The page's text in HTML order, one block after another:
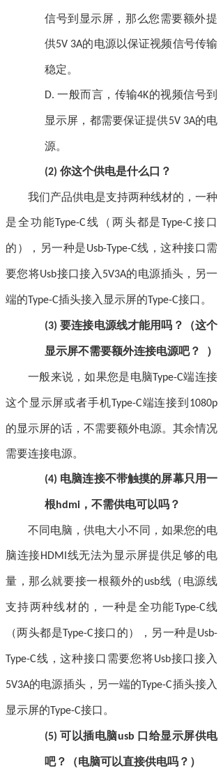
信号到显示屏，那么您需要额外提
供5V 3A的电源以保证视频信号传输
稳定。
D.一般而言，传输4K的视频信号到
显示屏，都需要保证提供5V 3A的电
源。
(2) 你这个供电是什么口？
我们产品供电是支持两种线材的，一种
是全功能 Type-C线（两头都是 Type-C接口
的），另一种是Usb-Type-C线，这种接口需
要您将Usb接口接入 5V3A的电源插头，另一
端的 Type-C插头接入显示屏的 Type-C接口。
(3)要连接电源线才能用吗？（这个
显示屏不需要额外连接电源吧？ ）
一般来说，如果您是电脑 Type-C端连接
这个显示屏或者手机 Type-C端连接到 1080p
的显示屏的话，不需要额外电源。其余情况
需要连接电源。
(4) 电脑连接不带触摸的屏幕只用一
根hdmi ，不需供电可以吗？
不同电脑，供电大小不同，如果您的电
脑连接HDMI 线无法为显示屏提供足够的电
量，那么就要接一根额外的usb线（电源线
支持两种线材的，一种是全功能 Type-C线
（两头都是 Type-C接口的），另一种是Usb-
Type-C线，这种接口需要您将Usb接口接入
5V3A的电源插头，另一端的 Type-C插头接入
显示屏的 Type-C接口。
(5) 可以插电脑usb 口给显示屏供电
吧？（电脑可以直接供电吗？）